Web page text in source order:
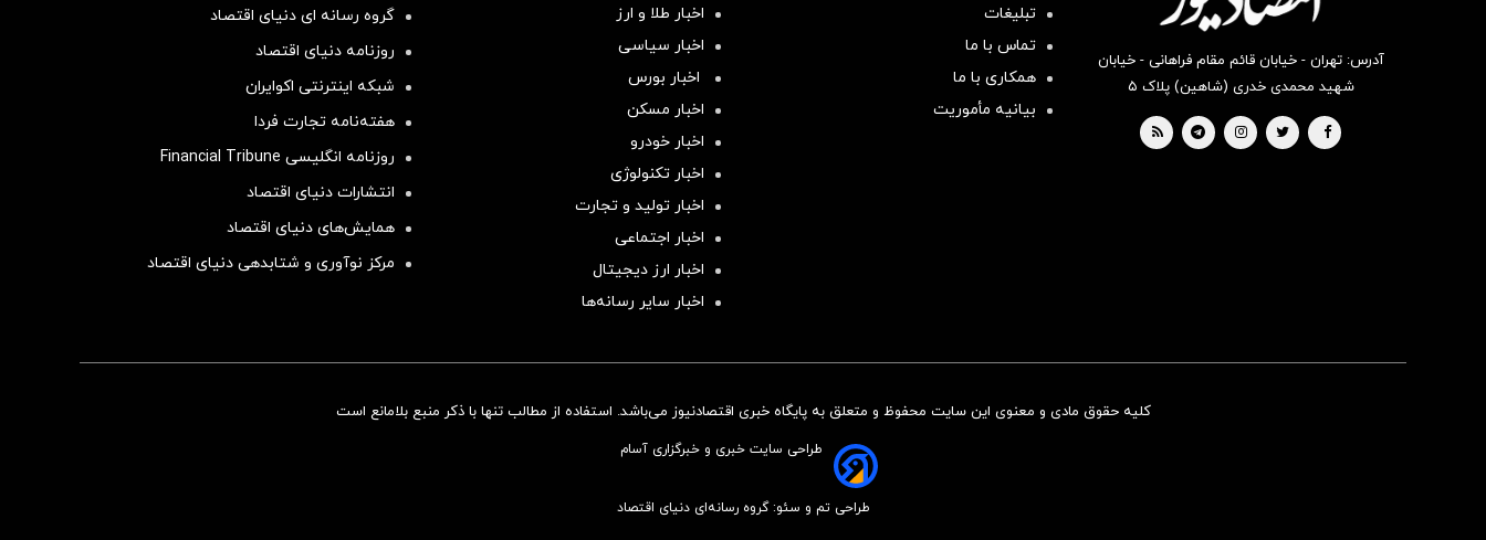
آدرس: تهران - خیابان قائم مقام فراهانی - خیابان
شهید محمدی خدری (شاهین) پلاک ۵
تبلیغات
تماس با ما
همکاری با ما
بیانیه مأموریت
اخبار طلا و ارز
اخبار سیاسی
اخبار بورس
اخبار مسکن
اخبار خودرو
اخبار تکنولوژی
اخبار تولید و تجارت
اخبار اجتماعی
اخبار ارز دیجیتال
اخبار سایر رسانه‌‌ها
گروه رسانه ای دنیای اقتصاد
روزنامه دنیای اقتصاد
شبکه اینترنتی اکوایران
هفته‌نامه تجارت فردا
روزنامه انگلیسی Financial Tribune
انتشارات دنیای اقتصاد
همایش‌های دنیای اقتصاد
مرکز نوآوری و شتابدهی دنیای اقتصاد
کلیه حقوق مادی و معنوی این سایت محفوظ و متعلق به پایگاه خبری اقتصادنیوز می‌باشد. استفاده از مطالب تنها با ذکر منبع بلامانع است
طراحی سایت خبری و خبرگزاری آسام
طراحی تم و سئو: گروه رسانه‌ای دنیای اقتصاد